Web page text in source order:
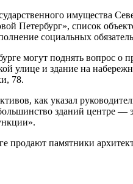
имущества
Петербург», список
социальных
могут поднять вопрос о
улице и здание на
78.
как указал
зданий центре
продают памятники